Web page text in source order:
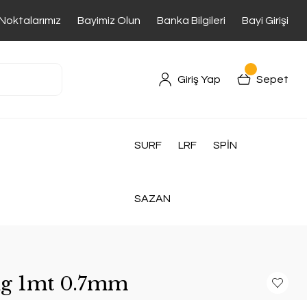
Bayimiz Olun Banka Bilgileri Bayi Girişi
Giriş Yap Sepet
SURF LRF SPİN
SAZAN
1mt 0.7mm